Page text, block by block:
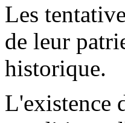
Les
de leur
historique.
L'existence